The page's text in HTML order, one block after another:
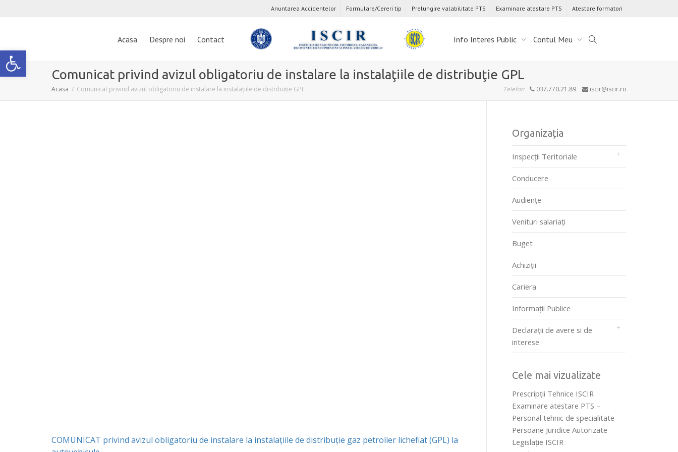
Deschide bara de unelte
Anuntarea Accidentelor Formulare/Cereri tip Prelungire valabilitate PTS Examinare atestare PTS Atestare formatori
Acasa Despre noi Contact Info Interes Public Contul Meu
Comunicat privind avizul obligatoriu de instalare la instalaţiile de distribuţie GPL
Acasa Comunicat privind avizul obligatoriu de instalare la instalaţiile de distribuţie GPL Telefon 037.770.21.89 iscir@iscir.ro
COMUNICAT privind avizul obligatoriu de instalare la instalaţiile de distribuţie gaz petrolier lichefiat (GPL) la
Organizația
Inspecții Teritoriale
Conducere
Audienţe
Venituri salariați
Buget
Achiziții
Cariera
Informații Publice
Declarații de avere si de
interese
Cele mai vizualizate
Prescripţii Tehnice ISCIR
Examinare atestare PTS –
Personal tehnic de specialitate
Persoane Juridice Autorizate
Legislaţie ISCIR